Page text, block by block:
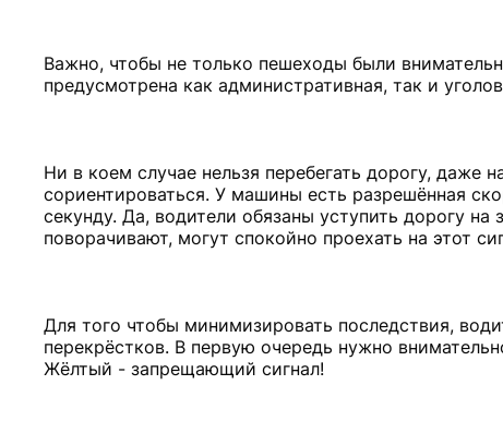
Важно, чтобы не только пешеходы были
предусмотрена как административная, так и
Ни в коем случае нельзя перебегать дорогу, даже
сориентироваться. У машины есть разрешённая
секунду. Да, водители обязаны уступить дорогу
поворачивают, могут спокойно проехать на этот
Для того чтобы минимизировать последствия,
перекрёстков. В первую очередь нужно
Жёлтый - запрещающий сигнал!